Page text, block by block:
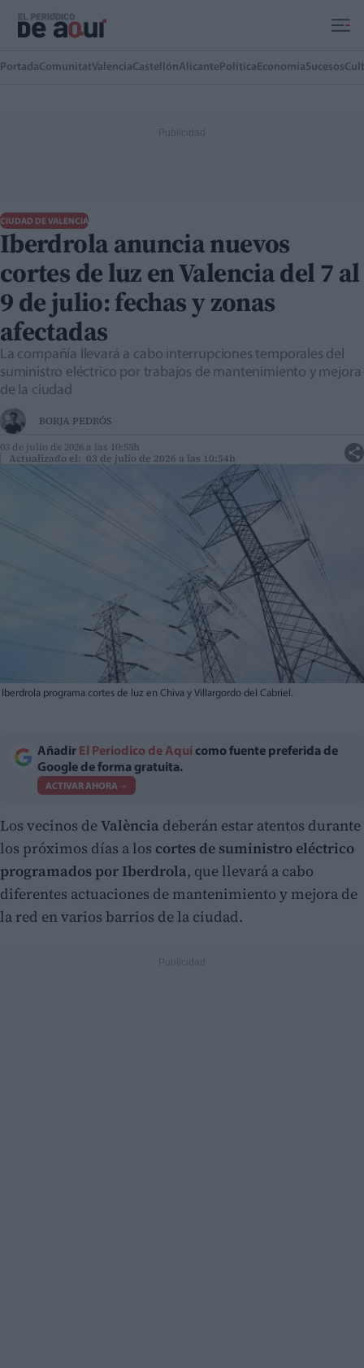
PortadaComunitatValenciaCastellónAlicante Política EconomíaSucesos
CIUDAD DE VALENCIA
Iberdrola anuncia nuevos
cortes de luz en Valencia del 7 al
9 de julio: fechas y zonas
afectadas
La compañía llevará a cabo interrupciones temporales del
suministro eléctrico por trabajos de mantenimiento y mejora
de la ciudad
BORJA PEDRÓS
03 de julio de 2026 a las 10:53h
Actualizado el: 03 de julio de 2026 a las 10:54h
Iberdrola programa cortes de luz en Chiva y Villargordo del Cabriel.
Añadir El Periodico de Aquí como fuente preferida de
Google de forma gratuita.
ACTIVAR AHORA
Los vecinos deValència deberán estar atentos durante
los próximos días a los cortes de suministro eléctrico
programados por Iberdrola, que llevará a cabo
diferentes actuaciones de mantenimiento y mejora de
la red en varios barrios de la ciudad.